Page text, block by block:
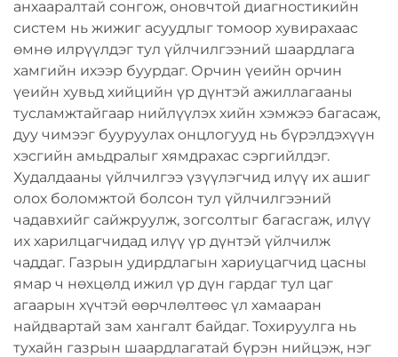
анхааралтай сонгож, оновчтой диагностикийн
систем нь жижиг асуудлыг томоор хувирахаас
өмнө илрүүлдэг тул үйлчилгээний шаардлага
хамгийн ихээр буурдаг. Орчин үеийн орчин
үеийн хувьд хийцийн үр дүнтэй ажиллагааны
тусламжтайгаар нийлүүлэх хийн хэмжээ багасаж,
дуу чимээг бууруулах онцлогууд нь бүрэлдэхүүн
хэсгийн амьдралыг хямдрахас сэргийлдэг.
Худалдааны үйлчилгээ үзүүлэгчид илүү их ашиг
олох боломжтой болсон тул үйлчилгээний
чадавхийг сайжруулж, зогсолтыг багасгаж, илүү
их харилцагчидад илүү үр дүнтэй үйлчилж
чаддаг. Газрын удирдлагын хариуцагчид цасны
ямар ч нөхцөлд ижил үр дүн гардаг тул цаг
агаарын хүчтэй өөрчлөлтөөс үл хамааран
найдвартай зам хангалт байдаг. Тохируулга нь
тухайн газрын шаардлагатай бүрэн нийцэж, нэг